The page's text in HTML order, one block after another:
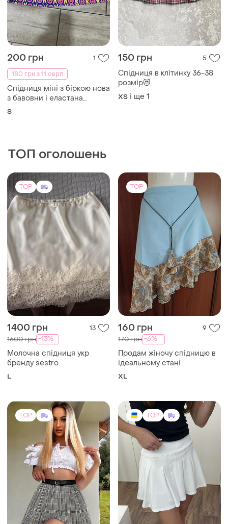
200 грн
1
180 грн з 11 серп
Спідниця міні з біркою нова
з бавовни і еластана
франція розмір s
S
150 грн 5
Спідниця в клітинку 36-38
розмір😻
ХS і ще 1
ТОП оголошень
TOP
1400 грн 13
1600 грн -13%
Молочна спідниця укр
бренду sestro
L
TOP
160 грн 9
170 грн -6%
Продам жіночу спідницю в
ідеальному стані
XL
TOP TOP